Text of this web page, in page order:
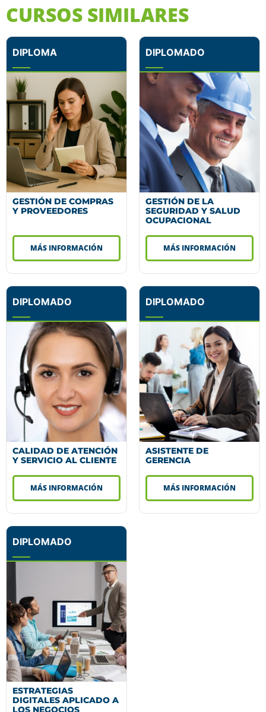
CURSOS SIMILARES
DIPLOMA
GESTIÓN DE COMPRAS
Y PROVEEDORES
MÁS INFORMACIÓN
DIPLOMADO
GESTIÓN DE LA
SEGURIDAD Y SALUD
OCUPACIONAL
MÁS INFORMACIÓN
DIPLOMADO
CALIDAD DE ATENCIÓN
Y SERVICIO AL CLIENTE
MÁS INFORMACIÓN
DIPLOMADO
ASISTENTE DE
GERENCIA
MÁS INFORMACIÓN
DIPLOMADO
ESTRATEGIAS
DIGITALES APLICADO A
LOS NEGOCIOS